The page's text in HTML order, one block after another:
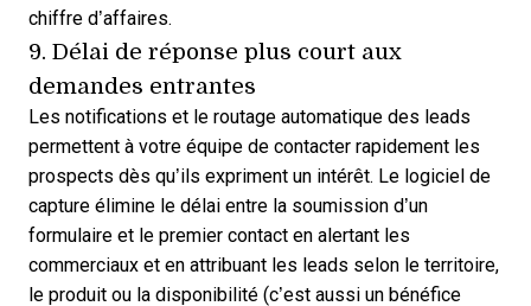
chiffre d’affaires.
9. Délai de réponse plus court aux
demandes entrantes
Les notifications et le routage automatique des leads
permettent à votre équipe de contacter rapidement les
prospects dès qu’ils expriment un intérêt. Le logiciel de
capture élimine le délai entre la soumission d’un
formulaire et le premier contact en alertant les
commerciaux et en attribuant les leads selon le territoire,
le produit ou la disponibilité (c’est aussi un bénéfice